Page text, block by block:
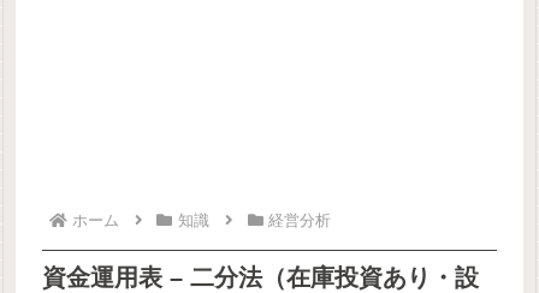
ホーム 知識 経営分析
資金運用表 – 二分法（在庫投資あり・設